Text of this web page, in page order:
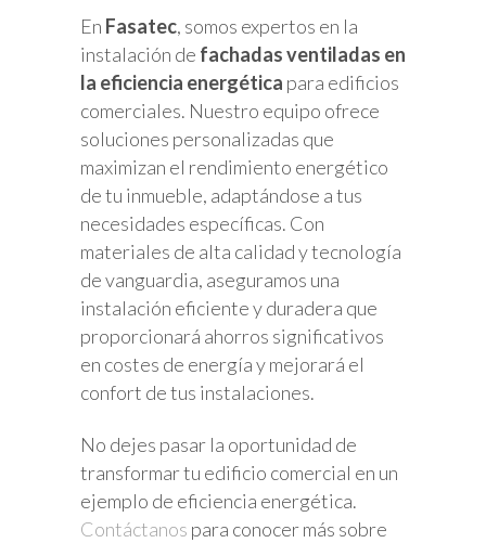
En Fasatec, somos expertos en la
instalación de fachadas ventiladas en
la eficiencia energética para edificios
comerciales. Nuestro equipo ofrece
soluciones personalizadas que
maximizan el rendimiento energético
de tu inmueble, adaptándose a tus
necesidades específicas. Con
materiales de alta calidad y tecnología
de vanguardia, aseguramos una
instalación eficiente y duradera que
proporcionará ahorros significativos
en costes de energía y mejorará el
confort de tus instalaciones.
No dejes pasar la oportunidad de
transformar tu edificio comercial en un
ejemplo de eficiencia energética.
Contáctanos para conocer más sobre